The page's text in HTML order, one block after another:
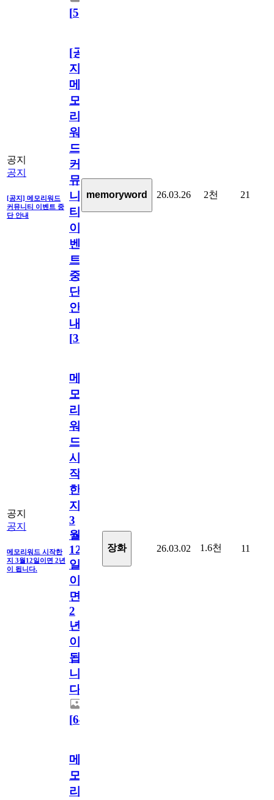
[5]
공지
공지
[공지] 메모리워드
커뮤니티 이벤트 중
단 안내
[공
지]
메
모
리
워
드
커
뮤
니
티
이
벤
트
중
단
안
내
[31
memoryword 26.03.26 2천 21
공지
공지
메모리워드 시작한
지 3월12일이면 2년
이 됩니다.
메
모
리
워
드
시
작
한
지
3
월
12
일
이
면
2
년
이
됩
니
다.
[64
장화 26.03.02 1.6천 11
메
모
리